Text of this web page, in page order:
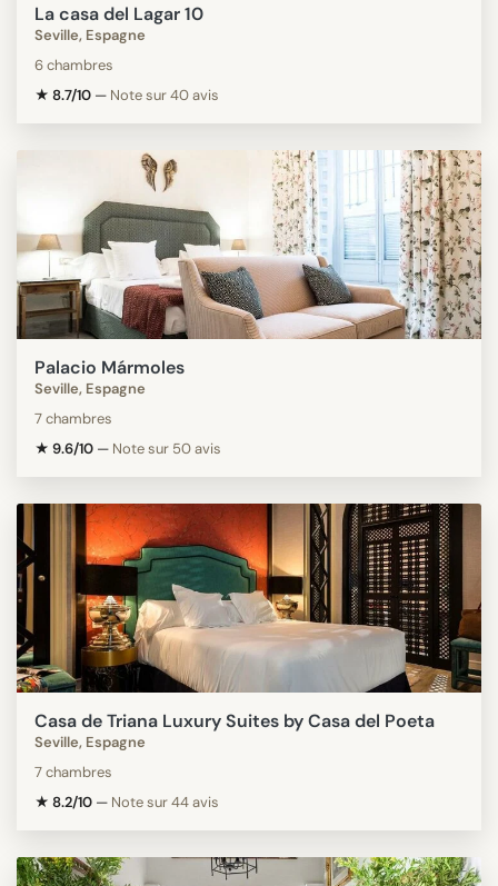
La casa del Lagar 10
Seville, Espagne
6 chambres
★ 8.7/10 — Note sur 40 avis
Palacio Mármoles
Seville, Espagne
7 chambres
★ 9.6/10 — Note sur 50 avis
Casa de Triana Luxury Suites by Casa del Poeta
Seville, Espagne
7 chambres
★ 8.2/10 — Note sur 44 avis